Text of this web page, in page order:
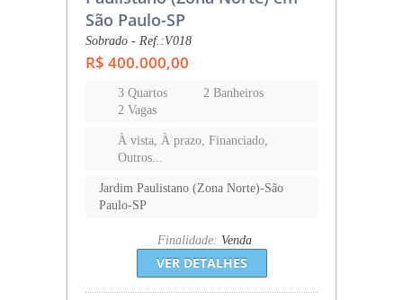
São Paulo-SP
Sobrado - Ref.:V018
R$ 400.000,00
3 Quartos
2 Banheiros
2 Vagas
À vista, À prazo, Financiado,
Outros...
Jardim Paulistano (Zona Norte)-São
Paulo-SP
Finalidade: Venda
VER DETALHES